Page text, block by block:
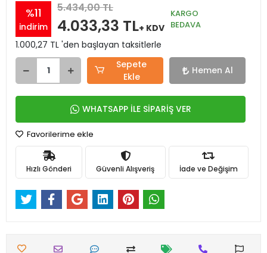
%11
indirim
5.434,00 TL
4.033,33 TL+ KDV
KARGO
BEDAVA
1.000,27 TL 'den başlayan taksitlerle
Sepete
Ekle
Hemen Al
WHATSAPP İLE SİPARİŞ VER
Favorilerime ekle
Hızlı Gönderi Güvenli Alışveriş İade ve Değişim